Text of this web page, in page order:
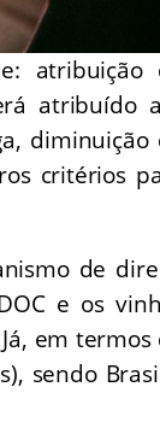
atribuição
atribuído
diminuição
critérios
de
e os
em termos
sendo